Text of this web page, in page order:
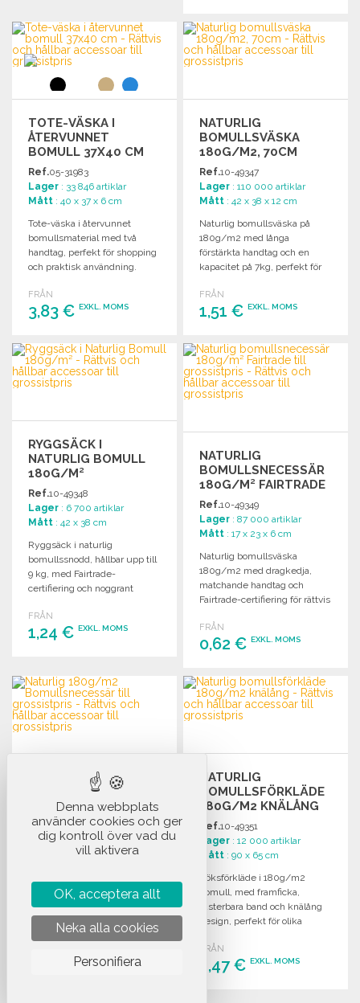
Begär offert BESTÄLL
Begär offert
TOTE-VÄSKA I
ÅTERVUNNET
BOMULL 37X40 CM
Ref.05-31983
Lager : 33 846 artiklar
Mått : 40 x 37 x 6 cm
Tote-väska i återvunnet
bomullsmaterial med två
handtag, perfekt för shopping
och praktisk användning.
FRÅN
3,83 € EXKL. MOMS
BESTÄLL
Begär offert
NATURLIG
BOMULLSVÄSKA
180G/M2, 70CM
Ref.10-49347
Lager : 110 000 artiklar
Mått : 42 x 38 x 12 cm
Naturlig bomullsväska på
180g/m2 med långa
förstärkta handtag och en
kapacitet på 7kg, perfekt för
FRÅN
1,51 €EXKL. MOMS
BESTÄLL
Begär offert
RYGGSÄCK I
NATURLIG BOMULL
180G/M²
Ref.10-49348
Lager : 6 700 artiklar
Mått : 42 x 38 cm
Ryggsäck i naturlig
bomullssnodd, hållbar upp till
9 kg, med Fairtrade-
certifiering och noggrant
FRÅN
1,24 € EXKL. MOMS
Begär offert
NATURLIG
BOMULLSNECESSÄR
180G/M² FAIRTRADE
Ref.10-49349
Lager : 87 000 artiklar
Mått : 17 x 23 x 6 cm
Naturlig bomullsväska
180g/m2 med dragkedja,
matchande handtag och
Fairtrade-certifiering för rättvis
FRÅN
0,62 €EXKL. MOMS
BESTÄLL
Begär offert
NATURLIG 180G/M2
BOMULLSNECESSÄR
Ref.10-49350
: 13 697 artiklar
Nödvändighet av bomull
180g/m2, naturlig ton, med
dragkedja och handtag.
Certifierad Fairtrade.
NATURLIG
BOMULLSFÖRKLÄDE
180G/M2 KNÄLÅNG
TILL GROSSISTPRIS
Ref.10-49351
Lager : 12 000 artiklar
Mått : 90 x 65 cm
Köksförkläde i 180g/m2
bomull, med framficka,
justerbara band och knälång
design, perfekt för olika
FRÅN
2,47 €EXKL. MOMS
Denna webbplats
använder cookies och ger
dig kontroll över vad du
vill aktivera
OK, acceptera allt
Neka alla cookies
Personifiera